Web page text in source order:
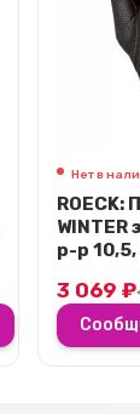
Нет в
ROECK:
р-р 6,5,
3 069₽